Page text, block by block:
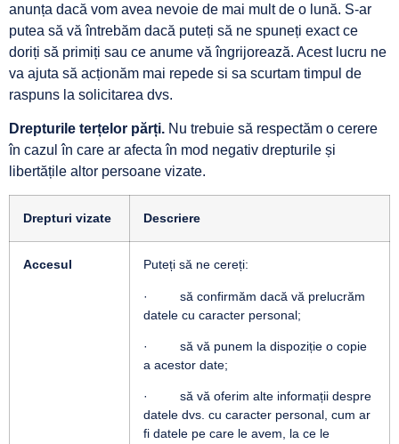
anunța dacă vom avea nevoie de mai mult de o lună. S-ar
putea să vă întrebăm dacă puteți să ne spuneți exact ce
doriți să primiți sau ce anume vă îngrijorează. Acest lucru ne
va ajuta să acționăm mai repede si sa scurtam timpul de
raspuns la solicitarea dvs.
Drepturile terțelor părți. Nu trebuie să respectăm o cerere
în cazul în care ar afecta în mod negativ drepturile și
libertățile altor persoane vizate.
Drepturi vizate Descriere
Accesul Puteți să ne cereți:
· să confirmăm dacă vă prelucrăm
datele cu caracter personal;
· să vă punem la dispoziție o copie
a acestor date;
· să vă oferim alte informații despre
datele dvs. cu caracter personal, cum ar
fi datele pe care le avem, la ce le